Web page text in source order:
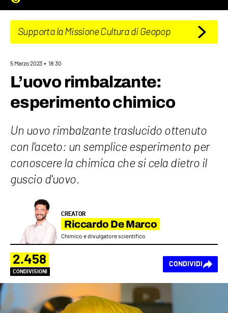
Supporta la Missione Cultura di Geopop
5 Marzo 2023 18:30
L’uovo rimbalzante:
esperimento chimico
Un uovo rimbalzante traslucido ottenuto
con l'aceto: un semplice esperimento per
conoscere la chimica che si cela dietro il
guscio d'uovo.
CREATOR
Riccardo De Marco
Chimico e divulgatore scientifico
2.458
CONDIVISIONI
CONDIVIDI